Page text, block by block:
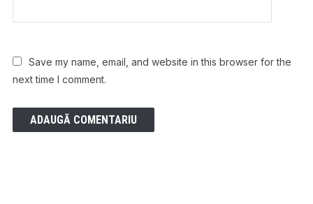
Save my name, email, and website in this browser for the
next time I comment.